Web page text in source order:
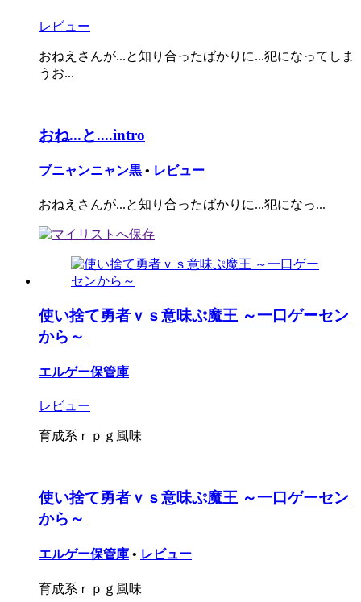
レビュー
おねえさんが...と知り合ったばかりに...犯になってしま
うお...
おね...と....intro
ブニャンニャン黒 • レビュー
おねえさんが...と知り合ったばかりに...犯になっ...
使い捨て勇者ｖｓ意味ぷ魔王 ～一口ゲーセン
から～
エルゲー保管庫
レビュー
育成系ｒｐｇ風味
使い捨て勇者ｖｓ意味ぷ魔王 ～一口ゲーセン
から～
エルゲー保管庫 • レビュー
育成系ｒｐｇ風味